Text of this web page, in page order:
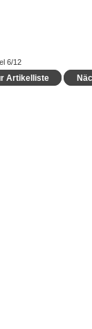
6/12
Artikelliste